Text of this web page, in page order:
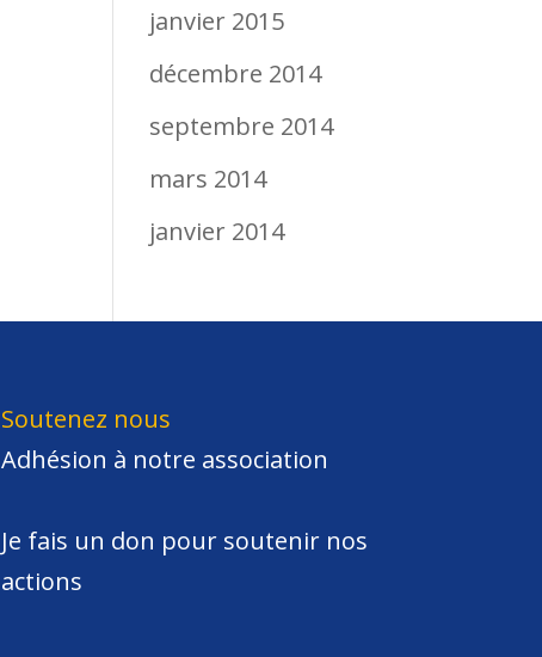
janvier 2015
décembre 2014
septembre 2014
mars 2014
janvier 2014
Soutenez nous
Adhésion à notre association
Je fais un don pour soutenir nos
actions